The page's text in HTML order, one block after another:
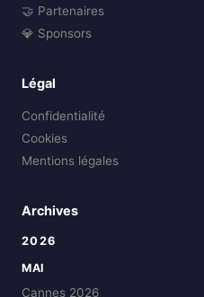
🤝 Partenaires
💎 Sponsors
Légal
Confidentialité
Cookies
Mentions légales
Archives
2026
MAI
Cannes 2026